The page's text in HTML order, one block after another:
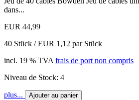
dans...
EUR 44,99
40 Stück / EUR 1,12 par Stück
incl. 19 % TVA frais de port non compris
Niveau de Stock: 4
plus... Ajouter au panier